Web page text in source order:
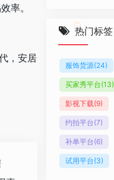
率。
，安居
热门标签
服饰货源(24)
买家秀平台(13)
影视下载(9)
约拍平台(7)
补单平台(6)
试用平台(3)